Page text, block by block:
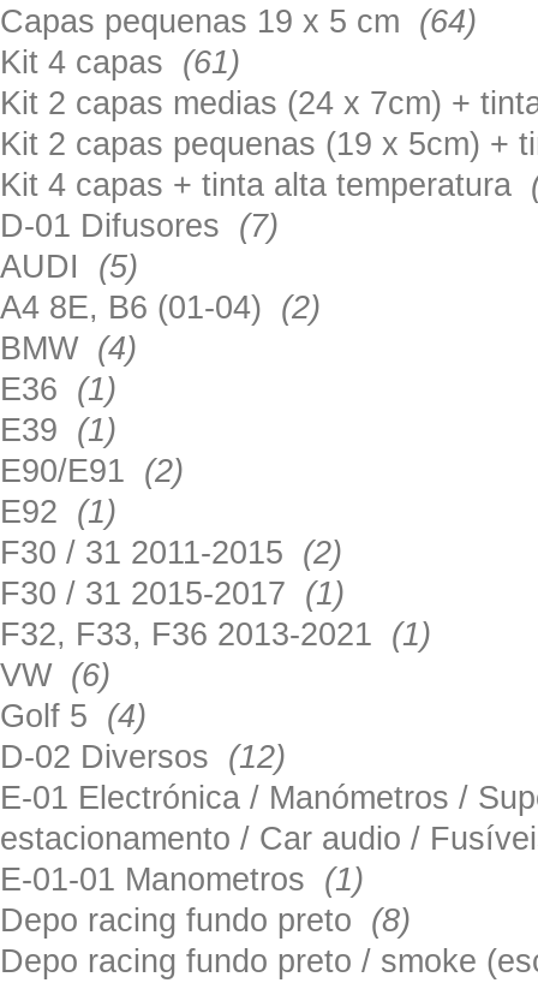
Capas pequenas 19 x 5 cm (64)
Kit 4 capas (61)
Kit 2 capas medias (24 x 7cm) +
Kit 2 capas pequenas (19 x 5cm) +
Kit 4 capas + tinta alta temperatura
D-01 Difusores (7)
AUDI (5)
A4 8E, B6 (01-04) (2)
BMW (4)
E36 (1)
E39 (1)
E90/E91 (2)
E92 (1)
F30 / 31 2011-2015 (2)
F30 / 31 2015-2017 (1)
F32, F33, F36 2013-2021 (1)
VW (6)
Golf 5 (4)
D-02 Diversos (12)
E-01 Electrónica / Manómetros /
estacionamento / Car audio /
E-01-01 Manometros (1)
Depo racing fundo preto (8)
Depo racing fundo preto / smoke